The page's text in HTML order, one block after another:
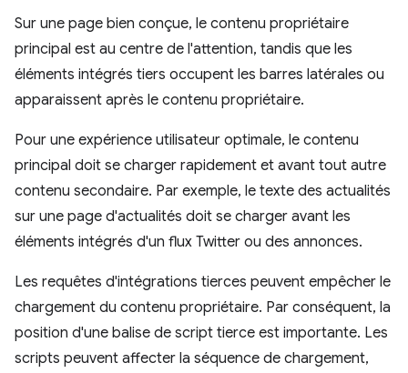
Sur une page bien conçue, le contenu propriétaire
principal est au centre de l'attention, tandis que les
éléments intégrés tiers occupent les barres latérales ou
apparaissent après le contenu propriétaire.
Pour une expérience utilisateur optimale, le contenu
principal doit se charger rapidement et avant tout autre
contenu secondaire. Par exemple, le texte des actualités
sur une page d'actualités doit se charger avant les
éléments intégrés d'un flux Twitter ou des annonces.
Les requêtes d'intégrations tierces peuvent empêcher le
chargement du contenu propriétaire. Par conséquent, la
position d'une balise de script tierce est importante. Les
scripts peuvent affecter la séquence de chargement,